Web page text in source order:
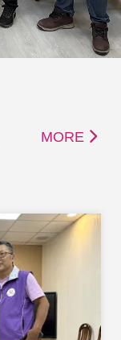
MORE